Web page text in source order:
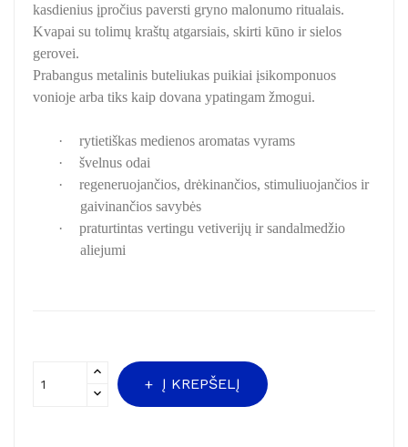
kasdienius įpročius paversti gryno malonumo ritualais.
Kvapai su tolimų kraštų atgarsiais, skirti kūno ir sielos
gerovei.
Prabangus metalinis buteliukas puikiai įsikomponuos
vonioje arba tiks kaip dovana ypatingam žmogui.
·
rytietiškas medienos aromatas vyrams
·
švelnus odai
·
regeneruojančios, drėkinančios, stimuliuojančios ir
gaivinančios savybės
·
praturtintas vertingu vetiverijų ir sandalmedžio
aliejumi
Į KREPŠELĮ